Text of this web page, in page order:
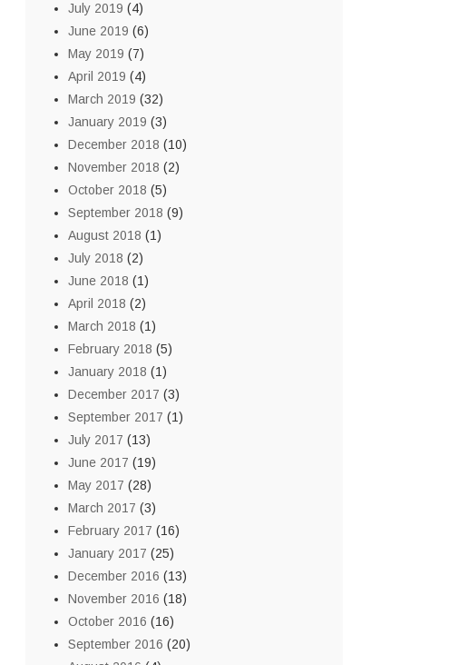
July 2019 (4)
June 2019 (6)
May 2019 (7)
April 2019 (4)
March 2019 (32)
January 2019 (3)
December 2018 (10)
November 2018 (2)
October 2018 (5)
September 2018 (9)
August 2018 (1)
July 2018 (2)
June 2018 (1)
April 2018 (2)
March 2018 (1)
February 2018 (5)
January 2018 (1)
December 2017 (3)
September 2017 (1)
July 2017 (13)
June 2017 (19)
May 2017 (28)
March 2017 (3)
February 2017 (16)
January 2017 (25)
December 2016 (13)
November 2016 (18)
October 2016 (16)
September 2016 (20)